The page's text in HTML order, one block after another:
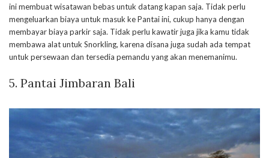
ini membuat wisatawan bebas untuk datang kapan saja. Tidak perlu
mengeluarkan biaya untuk masuk ke Pantai ini, cukup hanya dengan
membayar biaya parkir saja. Tidak perlu kawatir juga jika kamu tidak
membawa alat untuk Snorkling, karena disana juga sudah ada tempat
untuk persewaan dan tersedia pemandu yang akan menemanimu.
5. Pantai Jimbaran Bali